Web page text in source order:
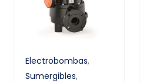
Electrobombas,
Sumergibles,